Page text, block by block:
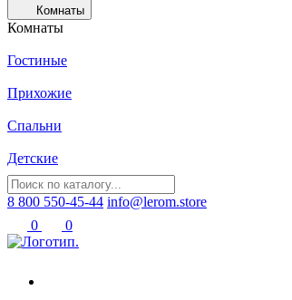
Комнаты
Комнаты
Гостиные
Прихожие
Спальни
Детские
8 800 550-45-44 info@lerom.store
0
0